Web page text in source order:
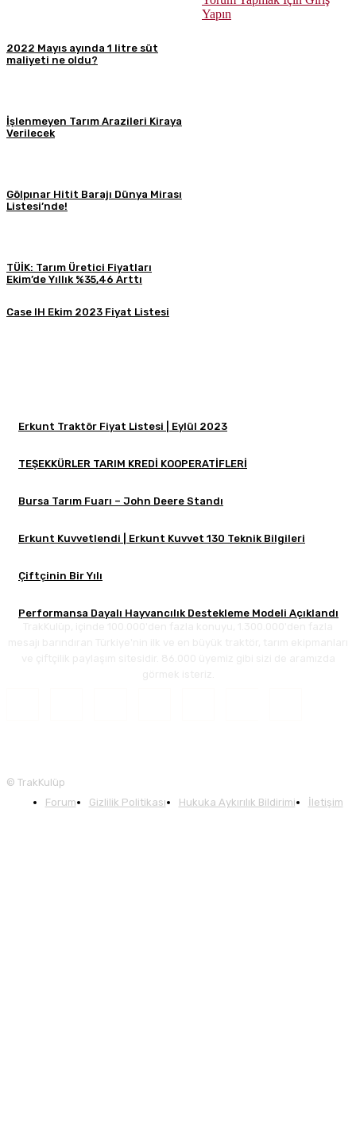
2022 Mayıs ayında 1 litre süt
maliyeti ne oldu?
İşlenmeyen Tarım Arazileri Kiraya
Verilecek
Gölpınar Hitit Barajı Dünya Mirası
Listesi’nde!
TÜİK: Tarım Üretici Fiyatları
Ekim’de Yıllık %35,46 Arttı
Case IH Ekim 2023 Fiyat Listesi
Yapın
Erkunt Traktör Fiyat Listesi | Eylül 2023
TEŞEKKÜRLER TARIM KREDİ KOOPERATİFLERİ
Bursa Tarım Fuarı – John Deere Standı
Erkunt Kuvvetlendi | Erkunt Kuvvet 130 Teknik Bilgileri
Çiftçinin Bir Yılı
Performansa Dayalı Hayvancılık Destekleme Modeli Açıklandı
© TrakKulüp
Forum
Gizlilik Politikası Hukuka Aykırılık Bildirimi İletişim